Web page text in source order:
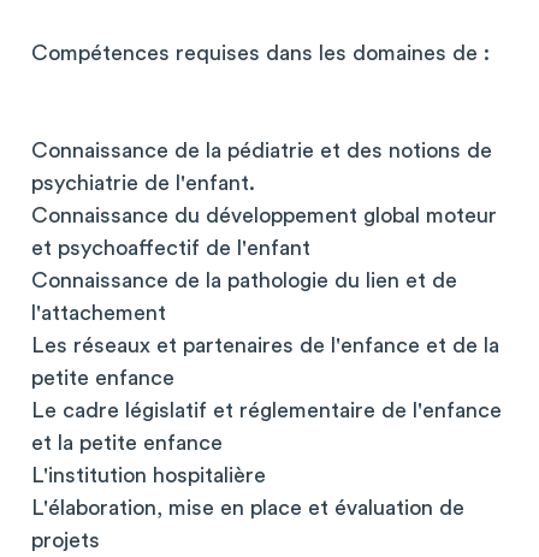
Compétences requises dans les domaines de :
Connaissance de la pédiatrie et des notions de
psychiatrie de l'enfant.
Connaissance du développement global moteur
et psychoaffectif de l'enfant
Connaissance de la pathologie du lien et de
l'attachement
Les réseaux et partenaires de l'enfance et de la
petite enfance
Le cadre législatif et réglementaire de l'enfance
et la petite enfance
L'institution hospitalière
L'élaboration, mise en place et évaluation de
projets